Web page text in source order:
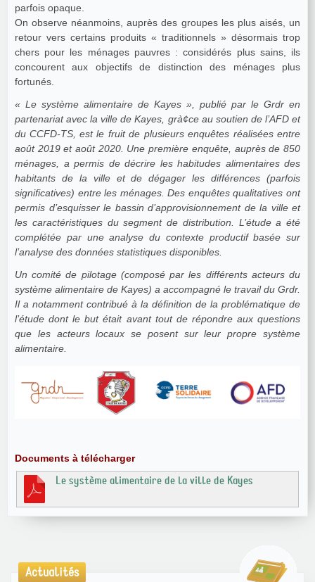
parfois opaque.
On observe néanmoins, auprès des groupes les plus aisés, un
retour vers certains produits « traditionnels » désormais trop
chers pour les ménages pauvres : considérés plus sains, ils
concourent aux objectifs de distinction des ménages plus
fortunés.
« Le système alimentaire de Kayes », publié par le Grdr en
partenariat avec la ville de Kayes, grà¢ce au soutien de l’AFD et
du CCFD-TS, est le fruit de plusieurs enquêtes réalisées entre
août 2019 et août 2020. Une première enquête, auprès de 850
ménages, a permis de décrire les habitudes alimentaires des
habitants de la ville et de dégager les différences (parfois
significatives) entre les ménages. Des enquêtes qualitatives ont
permis d’esquisser le bassin d’approvisionnement de la ville et
les caractéristiques du segment de distribution. L’étude a été
complétée par une analyse du contexte productif basée sur
l’analyse des données statistiques disponibles.
Un comité de pilotage (composé par les différents acteurs du
système alimentaire de Kayes) a accompagné le travail du Grdr.
Il a notamment contribué à la définition de la problématique de
l’étude dont le but était avant tout de répondre aux questions
que les acteurs locaux se posent sur leur propre système
alimentaire.
Documents à télécharger
Le système alimentaire de la ville de Kayes
Actualités